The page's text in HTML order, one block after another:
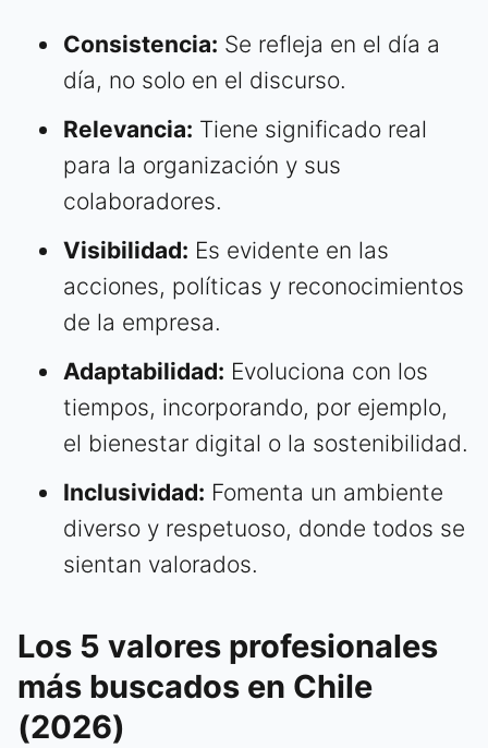
Consistencia: Se refleja en el día a
día, no solo en el discurso.
Relevancia: Tiene significado real
para la organización y sus
colaboradores.
Visibilidad: Es evidente en las
acciones, políticas y reconocimientos
de la empresa.
Adaptabilidad: Evoluciona con los
tiempos, incorporando, por ejemplo,
el bienestar digital o la sostenibilidad.
Inclusividad: Fomenta un ambiente
diverso y respetuoso, donde todos se
sientan valorados.
Los 5 valores profesionales
más buscados en Chile
(2026)